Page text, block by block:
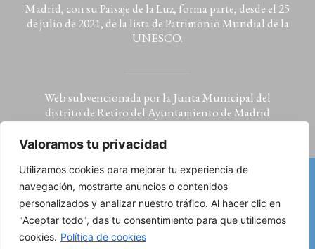
Valoramos tu privacidad
Utilizamos cookies para mejorar tu experiencia de
navegación, mostrarte anuncios o contenidos
personalizados y analizar nuestro tráfico. Al hacer clic en
"Aceptar todo", das tu consentimiento para que utilicemos
cookies. Política de cookies
Madrid, con su Paisaje de la Luz, forma parte, desde el 25
de julio de 2021, de la lista de Patrimonio Mundial de la
UNESCO.
Web subvencionada por la Junta Municipal del
distrito de Retiro del Ayuntamiento de Madrid
Aviso legal: condiciones de uso, política de privacidad
y cookies
©2023 Asociación de Amigos de los Jardines del Buen
Retiro